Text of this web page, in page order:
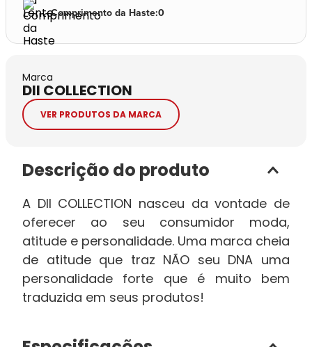
Comprimento da Haste:0
Marca
DII COLLECTION
VER PRODUTOS DA MARCA
Descrição do produto
A DII COLLECTION nasceu da vontade de
oferecer ao seu consumidor moda,
atitude e personalidade. Uma marca cheia
de atitude que traz NÃO seu DNA uma
personalidade forte que é muito bem
traduzida em seus produtos!